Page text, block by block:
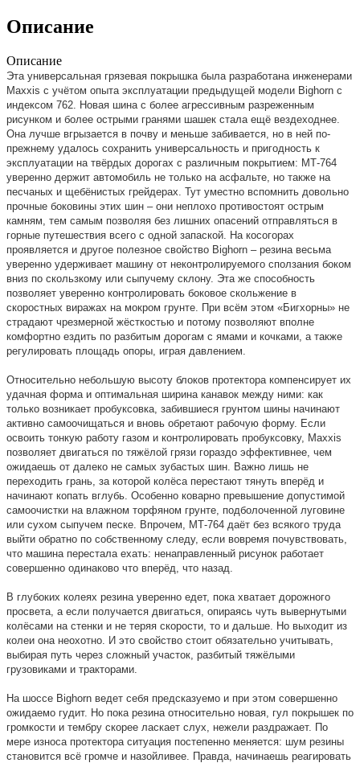
Описание
Описание
Эта универсальная грязевая покрышка была разработана инженерами
Maxxis с учётом опыта эксплуатации предыдущей модели Bighorn с
индексом 762. Новая шина с более агрессивным разреженным
рисунком и более острыми гранями шашек стала ещё вездеходнее.
Она лучше вгрызается в почву и меньше забивается, но в ней по-
прежнему удалось сохранить универсальность и пригодность к
эксплуатации на твёрдых дорогах с различным покрытием: МТ-764
уверенно держит автомобиль не только на асфальте, но также на
песчаных и щебёнистых грейдерах. Тут уместно вспомнить довольно
прочные боковины этих шин – они неплохо противостоят острым
камням, тем самым позволяя без лишних опасений отправляться в
горные путешествия всего с одной запаской. На косогорах
проявляется и другое полезное свойство Bighorn – резина весьма
уверенно удерживает машину от неконтролируемого сползания боком
вниз по скользкому или сыпучему склону. Эта же способность
позволяет уверенно контролировать боковое скольжение в
скоростных виражах на мокром грунте. При всём этом «Бигхорны» не
страдают чрезмерной жёсткостью и потому позволяют вполне
комфортно ездить по разбитым дорогам с ямами и кочками, а также
регулировать площадь опоры, играя давлением.
Относительно небольшую высоту блоков протектора компенсирует их
удачная форма и оптимальная ширина канавок между ними: как
только возникает пробуксовка, забившиеся грунтом шины начинают
активно самоочищаться и вновь обретают рабочую форму. Если
освоить тонкую работу газом и контролировать пробуксовку, Maxxis
позволяет двигаться по тяжёлой грязи гораздо эффективнее, чем
ожидаешь от далеко не самых зубастых шин. Важно лишь не
переходить грань, за которой колёса перестают тянуть вперёд и
начинают копать вглубь. Особенно коварно превышение допустимой
самоочистки на влажном торфяном грунте, подболоченной луговине
или сухом сыпучем песке. Впрочем, МТ-764 даёт без всякого труда
выйти обратно по собственному следу, если вовремя почувствовать,
что машина перестала ехать: ненаправленный рисунок работает
совершенно одинаково что вперёд, что назад.
В глубоких колеях резина уверенно едет, пока хватает дорожного
просвета, а если получается двигаться, опираясь чуть вывернутыми
колёсами на стенки и не теряя скорости, то и дальше. Но выходит из
колеи она неохотно. И это свойство стоит обязательно учитывать,
выбирая путь через сложный участок, разбитый тяжёлыми
грузовиками и тракторами.
На шоссе Bighorn ведет себя предсказуемо и при этом совершенно
ожидаемо гудит. Но пока резина относительно новая, гул покрышек по
громкости и тембру скорее ласкает слух, нежели раздражает. По
мере износа протектора ситуация постепенно меняется: шум резины
становится всё громче и назойливее. Правда, начинаешь реагировать